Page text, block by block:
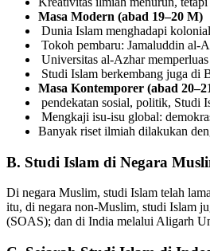
Masa Modern (abad 19–20 M)
Dunia Islam menghadapi
Tokoh pembaru: Jamaluddin al-
Universitas al-Azhar
Studi Islam berkembang juga di
Masa Kontemporer (abad
pendekatan sosial, politik, Studi
Mengkaji isu-isu global:
Banyak riset ilmiah dilakukan
B. Studi Islam di Negara
Di negara Muslim, studi Islam telah
itu, di negara non-Muslim, studi Islam
(SOAS); dan di India melalui Aligarh